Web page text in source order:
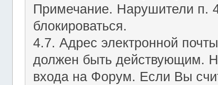
Примечание. Нарушители п.
блокироваться.
4.7. Адрес электронной
должен быть действующим.
входа на Форум. Если Вы